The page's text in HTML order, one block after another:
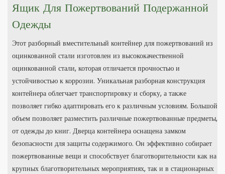
Ящик Для Пожертвований Подержанной
Одежды
Этот разборный вместительный контейнер для пожертвований из
оцинкованной стали изготовлен из высококачественной
оцинкованной стали, которая отличается прочностью и
устойчивостью к коррозии. Уникальная разборная конструкция
контейнера облегчает транспортировку и сборку, а также
позволяет гибко адаптировать его к различным условиям. Большой
объем позволяет разместить различные пожертвованные предметы,
от одежды до книг. Дверца контейнера оснащена замком
безопасности для защиты содержимого. Он эффективно собирает
пожертвованные вещи и способствует благотворительности как на
крупных благотворительных мероприятиях, так и в стационарных